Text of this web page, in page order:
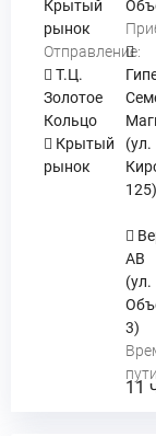
Крытый
рынок
Отправление:
Т.Ц.
Золотое
Кольцо
Крытый
рынок
(ул.
125)
АВ
(ул.
3)
11